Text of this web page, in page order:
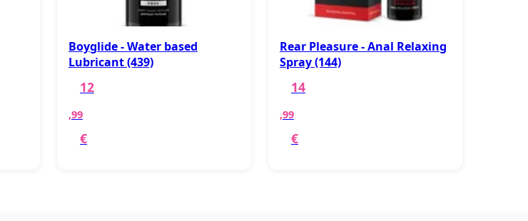
Boyglide - Water based
Lubricant (439)
12
,99
€
Rear Pleasure - Anal Relaxing
Spray (144)
14
,99
€